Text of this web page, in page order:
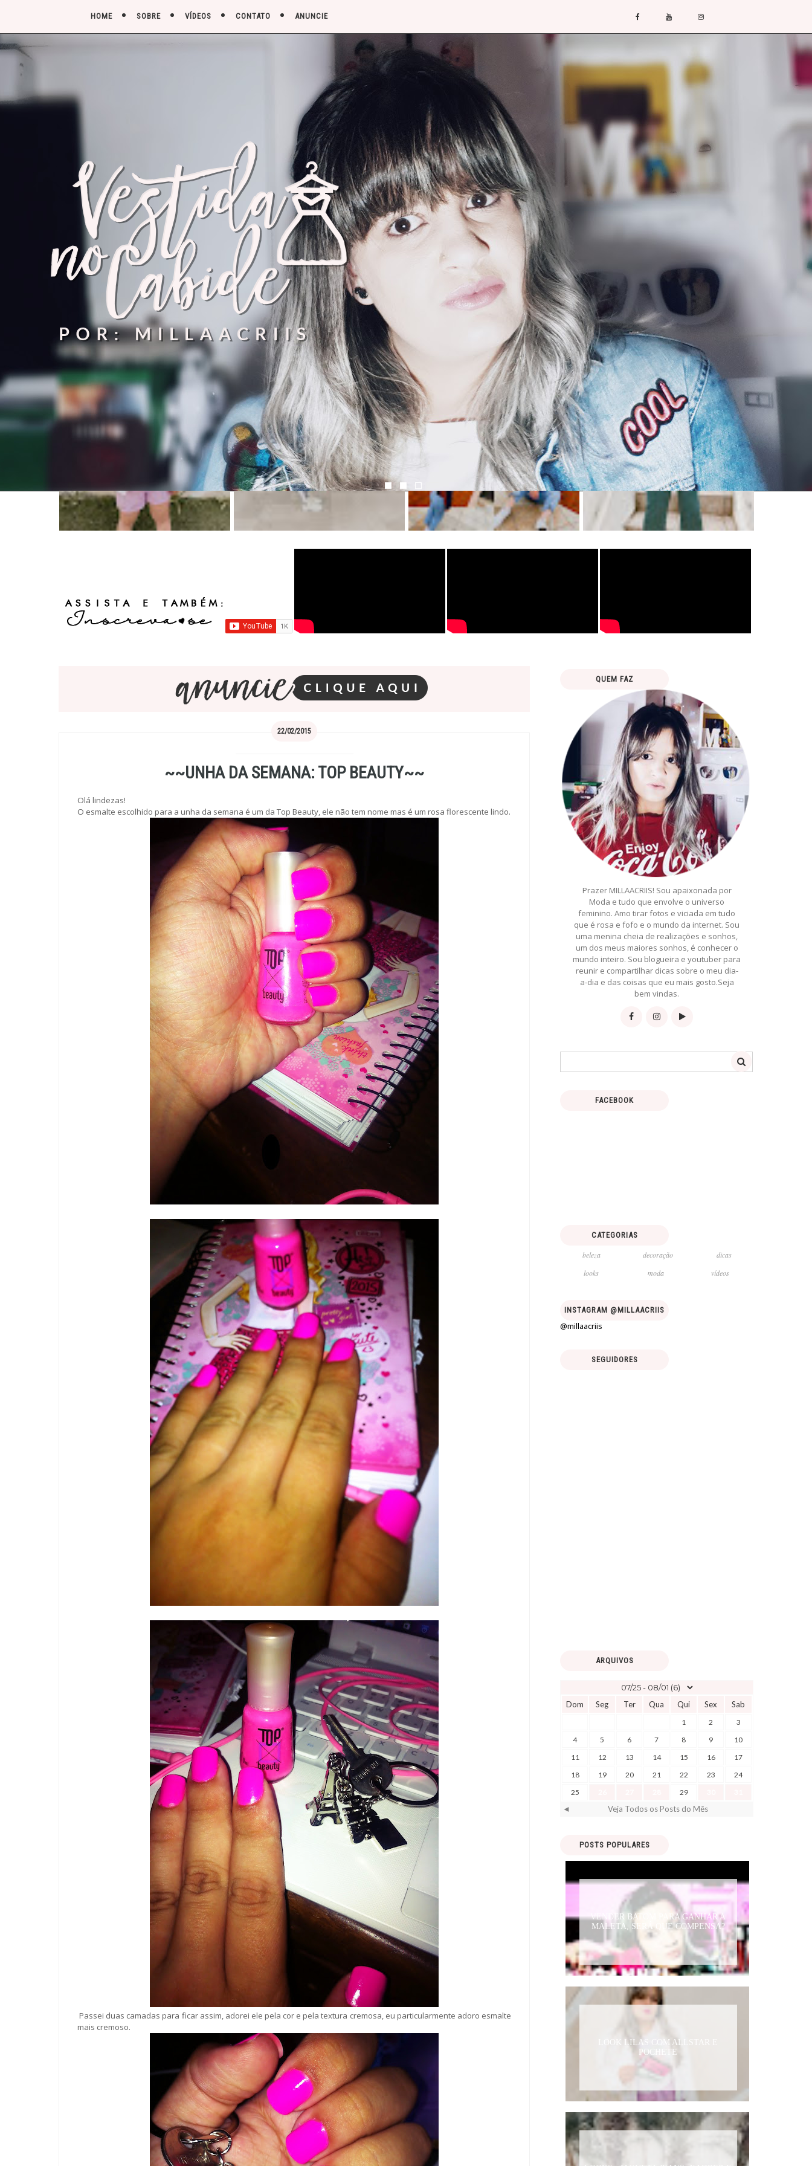
HOME SOBRE VÍDEOS CONTATO ANUNCIE
22/02/2015
~~UNHA DA SEMANA: TOP BEAUTY~~
Olá lindezas!
O esmalte escolhido para a unha da semana é um da Top Beauty, ele não tem nome mas é um rosa florescente lindo.
Passei duas camadas para ficar assim, adorei ele pela cor e pela textura cremosa, eu particularmente adoro esmalte
mais cremoso.
QUEM FAZ
Prazer MILLAACRIIS! Sou apaixonada por
Moda e tudo que envolve o universo
feminino. Amo tirar fotos e viciada em tudo
que é rosa e fofo e o mundo da internet. Sou
uma menina cheia de realizações e sonhos,
um dos meus maiores sonhos, é conhecer o
mundo inteiro. Sou blogueira e youtuber para
reunir e compartilhar dicas sobre o meu dia-
a-dia e das coisas que eu mais gosto.Seja
bem vindas.
FACEBOOK
CATEGORIAS
beleza decoração
dicas
looks
moda vídeos
INSTAGRAM @MILLAACRIIS
@millaacriis
SEGUIDORES
ARQUIVOS
Dom Seg Ter Qua Qui Sex Sab
1 2
3
4
5 6 7 8 9
10
11
12 13 14 15 16
17
18
19 20 21 22 23
24
25
29
◄ Veja Todos os Posts do Mês
POSTS POPULARES
VENDER BATOM PARA GANHAR A
MALETA, SERÁ QUE COMPENSA?
LOOK LILAS COM ALLSTAR E
POCHETE